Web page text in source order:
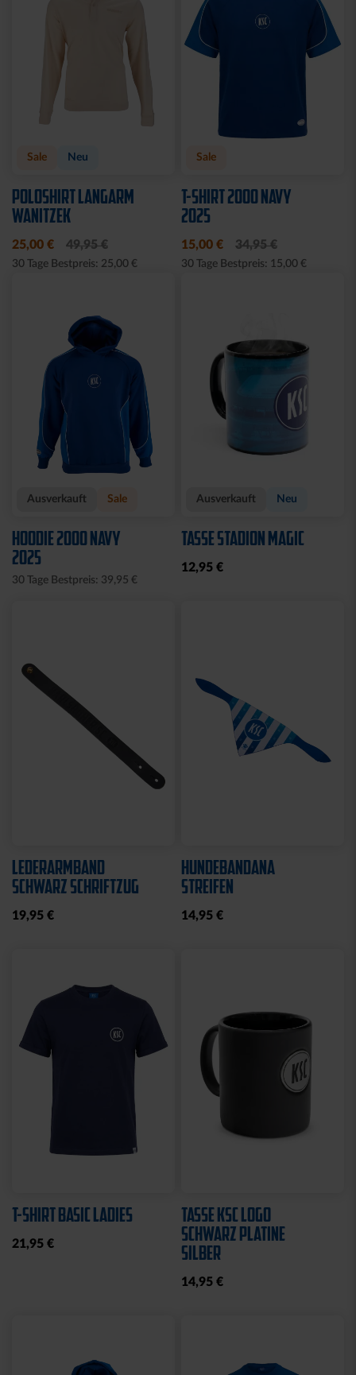
Sale Neu
POLOSHIRT LANGARM
WANITZEK
25,00 € 49,95 €
30 Tage Bestpreis: 25,00 €
Sale
T-SHIRT 2000 NAVY
2025
15,00 € 34,95 €
30 Tage Bestpreis: 15,00 €
Ausverkauft Sale
HOODIE 2000 NAVY
2025
30 Tage Bestpreis: 39,95 €
Ausverkauft Neu
TASSE STADION MAGIC
12,95 €
LEDERARMBAND
SCHWARZ SCHRIFTZUG
19,95 €
HUNDEBANDANA
STREIFEN
14,95 €
T-SHIRT BASIC LADIES
21,95 €
TASSE KSC LOGO
SCHWARZ PLATINE
SILBER
14,95 €